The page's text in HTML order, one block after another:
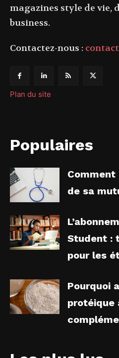
magazines style de vie,
business.
Contactez-nous :
Plan du site
Populaires
de sa
Student :
pour les
Pourquoi
protéique